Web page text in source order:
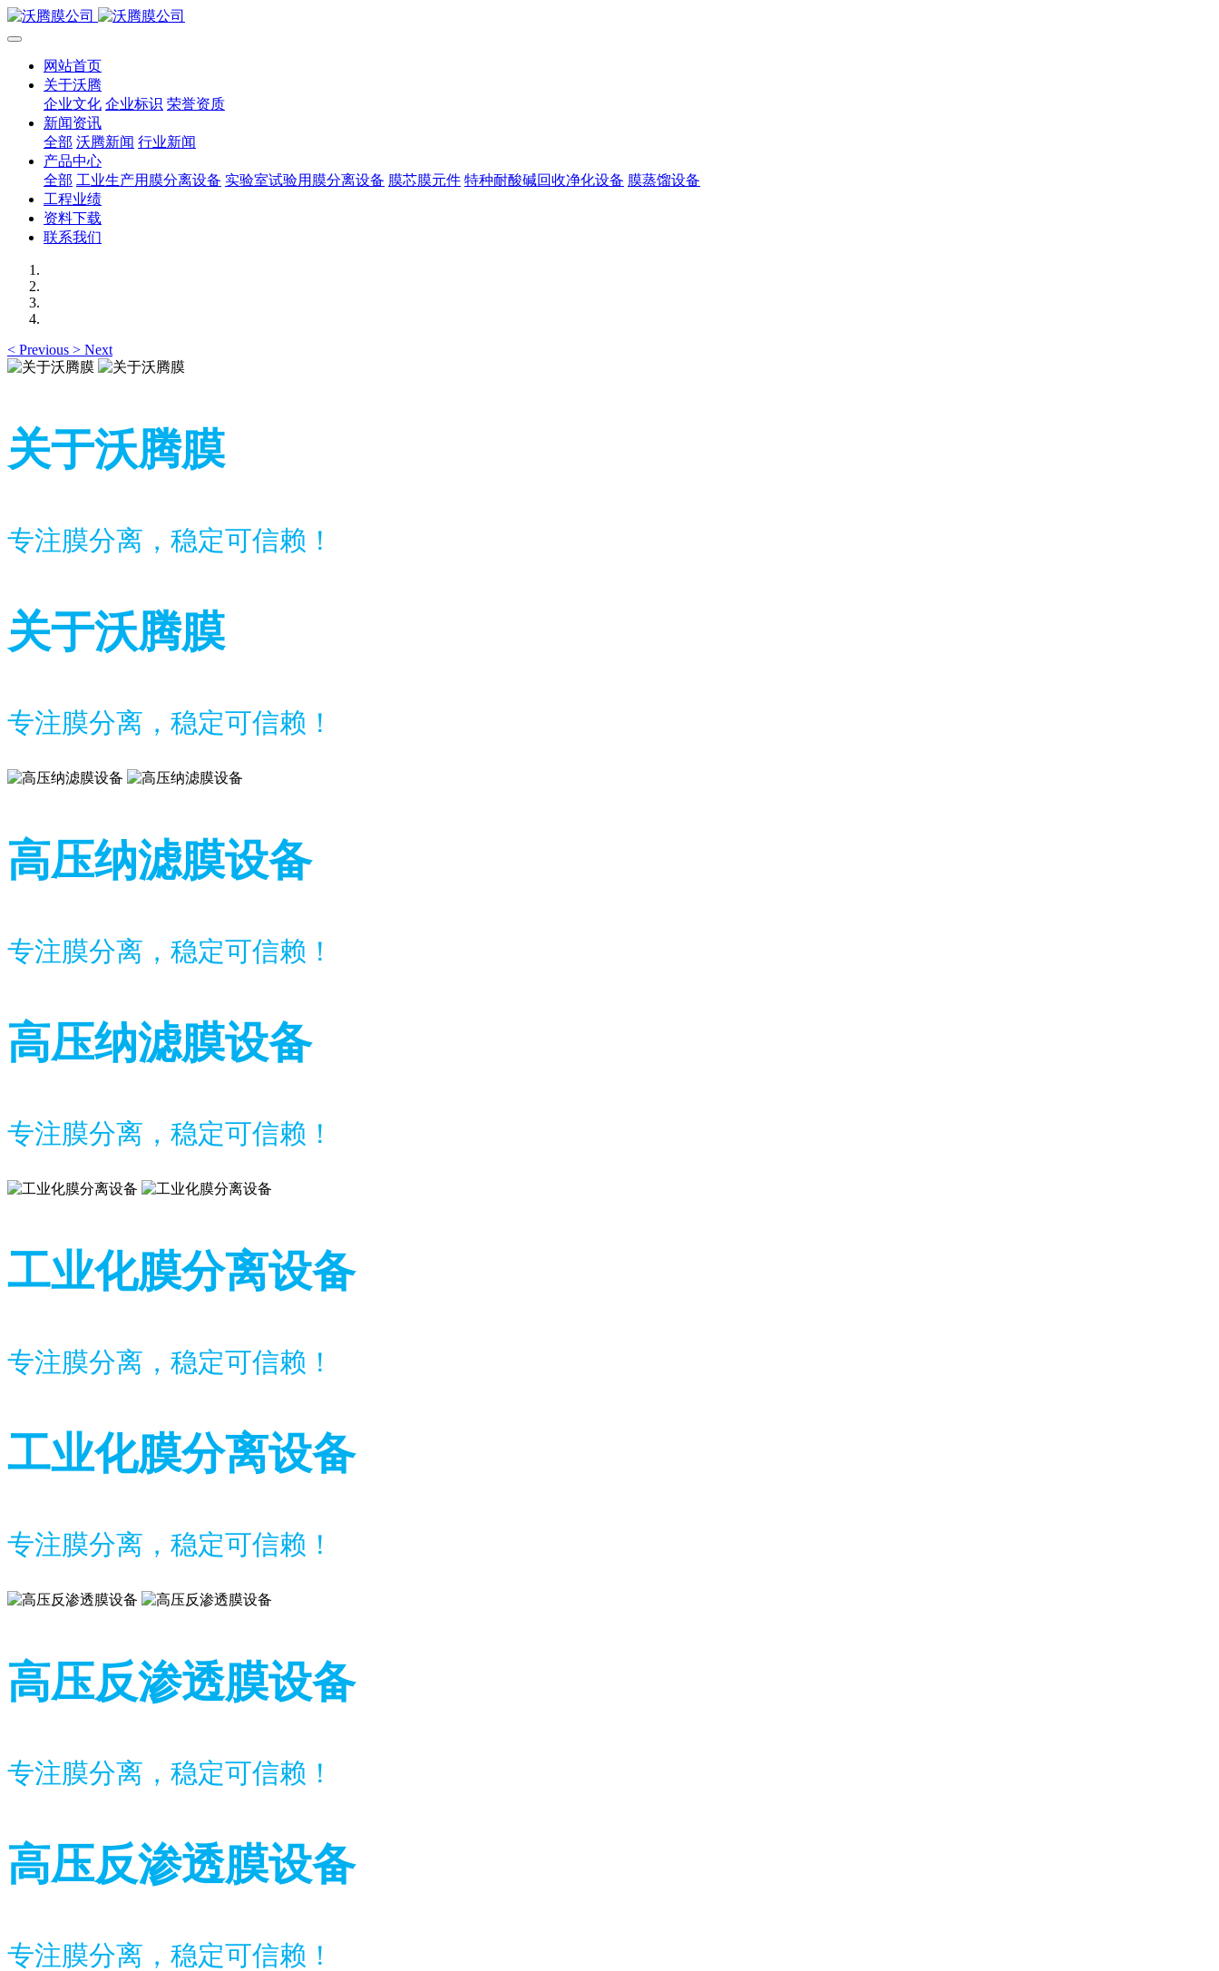
网站首页
关于沃腾
企业文化 企业标识 荣誉资质
新闻资讯
全部 沃腾新闻 行业新闻
产品中心
全部 工业生产用膜分离设备 实验室试验用膜分离设备 膜芯膜元件 特种耐酸碱回收净化设备 膜蒸馏设备
工程业绩
资料下载
联系我们
< Previous > Next
关于沃腾膜
专注膜分离，稳定可信赖！
关于沃腾膜
专注膜分离，稳定可信赖！
高压纳滤膜设备
专注膜分离，稳定可信赖！
高压纳滤膜设备
专注膜分离，稳定可信赖！
工业化膜分离设备
专注膜分离，稳定可信赖！
工业化膜分离设备
专注膜分离，稳定可信赖！
高压反渗透膜设备
专注膜分离，稳定可信赖！
高压反渗透膜设备
专注膜分离，稳定可信赖！